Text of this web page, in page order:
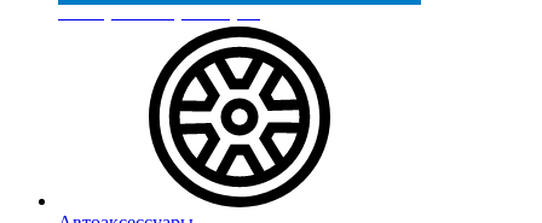
Реестр МинПромТорга